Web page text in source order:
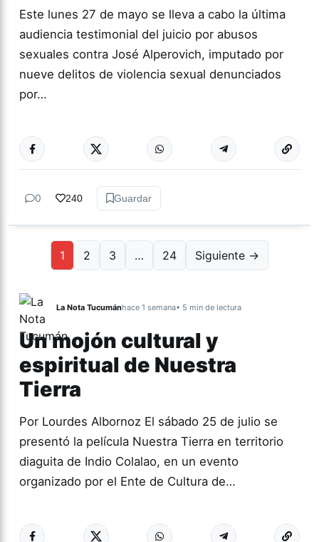
Este lunes 27 de mayo se lleva a cabo la última
audiencia testimonial del juicio por abusos
sexuales contra José Alperovich, imputado por
nueve delitos de violencia sexual denunciados
por…
ACTUALIDAD Más
0 240 Guardar
1 2 3 … 24 Siguiente →
La Nota Tucumánhace 1 semana• 5 min de lectura
Un mojón cultural y
espiritual de Nuestra
Tierra
Por Lourdes Albornoz El sábado 25 de julio se
presentó la película Nuestra Tierra en territorio
diaguita de Indio Colalao, en un evento
organizado por el Ente de Cultura de…
CULTURA Más